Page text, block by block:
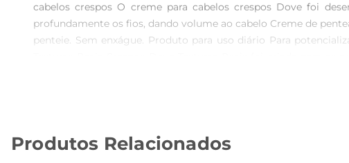
cabelos crespos O creme para cabelos crespos Dove foi
profundamente os fios, dando volume ao cabelo Creme de
penteie. Sem enxágue. Produto para uso diário Para
nutrem profundamente os fios, mantendoos saudáveis e
saudáveis. Para deixar seus cabelos bem nutridos e definidos,
a linha Dove Texturas Reais Crespos para potencializar a
Produtos Relacionados